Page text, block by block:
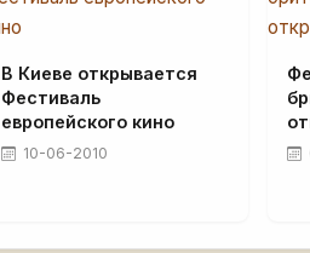
В Киеве открывается
Фестиваль
европейского кино
10-06-2010